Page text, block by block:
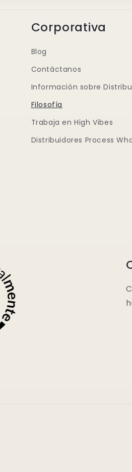
Corporativa
Blog
Contáctanos
Información sobre
Filosofía
Trabaja en High Vibes
Distribuidores Process